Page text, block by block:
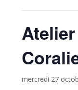
mercredi 27